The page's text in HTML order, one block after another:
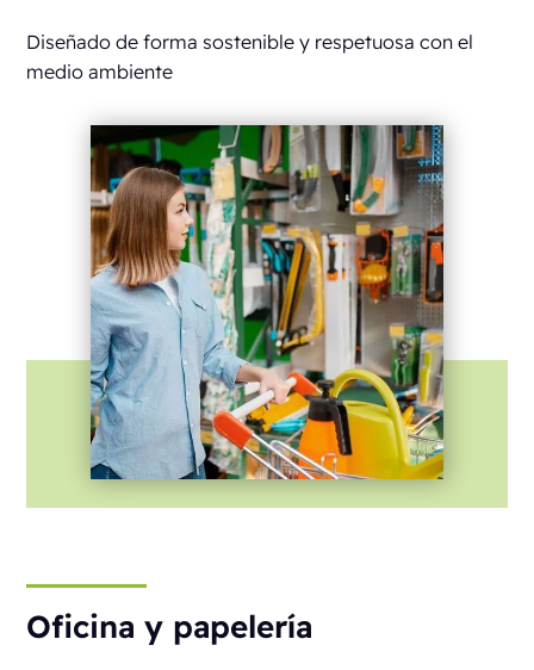
Diseñado de forma sostenible y respetuosa con el
medio ambiente
Oficina y papelería